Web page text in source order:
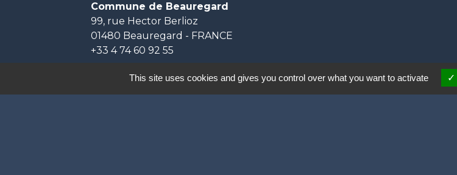
Commune de Beauregard
99, rue Hector Berlioz
01480 Beauregard - FRANCE
+33 4 74 60 92 55
N° en cas d'urgence
Nadia GUYON (Maire) 07.89.72.19.30
This site uses cookies and gives you control over what you want to activate